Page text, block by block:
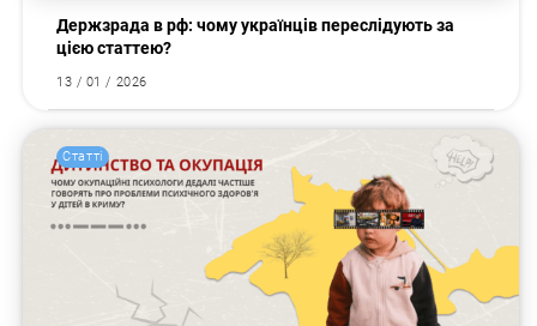
Держзрада в рф: чому українців переслідують за
цією статтею?
13 / 01 / 2026
Статті